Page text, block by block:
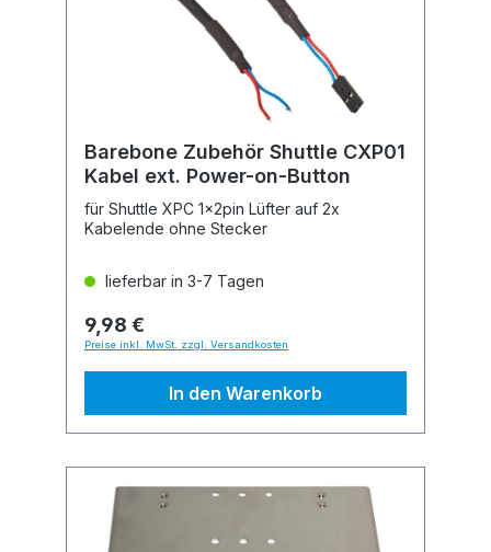
Barebone Zubehör Shuttle CXP01
Kabel ext. Power-on-Button
für Shuttle XPC 1x2pin Lüfter auf 2x
Kabelende ohne Stecker
lieferbar in 3-7 Tagen
9,98 €
Preise inkl. MwSt. zzgl. Versandkosten
In den Warenkorb